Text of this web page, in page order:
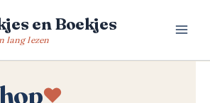
en Boekjes
lang lezen